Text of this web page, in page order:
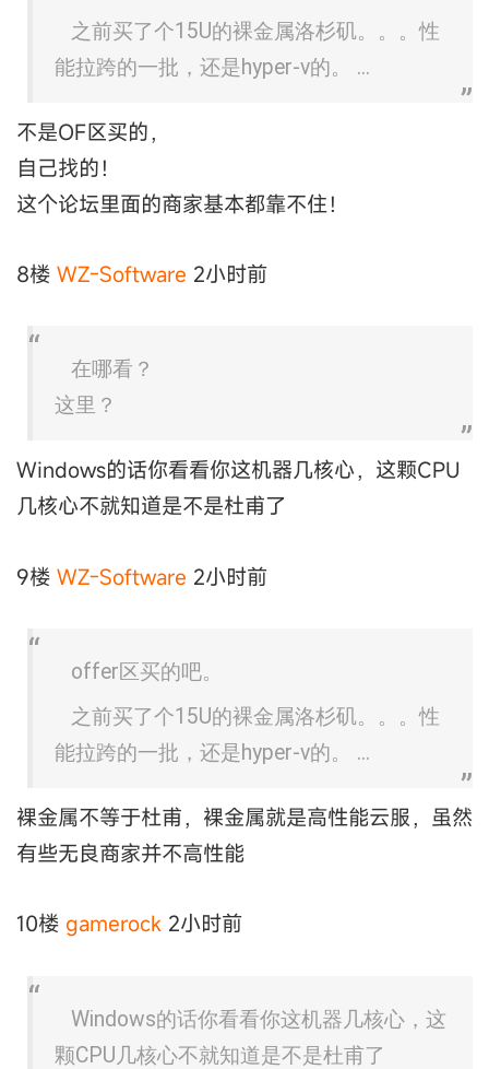
之前买了个15U的裸金属洛杉矶。。。性
能拉跨的一批，还是hyper-v的。 ...
不是OF区买的，
自己找的！
这个论坛里面的商家基本都靠不住！
8楼 WZ-Software 2小时前
在哪看？
这里？
Windows的话你看看你这机器几核心，这颗CPU
几核心不就知道是不是杜甫了
9楼 WZ-Software 2小时前
offer区买的吧。
之前买了个15U的裸金属洛杉矶。。。性
能拉跨的一批，还是hyper-v的。 ...
裸金属不等于杜甫，裸金属就是高性能云服，虽然
有些无良商家并不高性能
10楼 gamerock 2小时前
Windows的话你看看你这机器几核心，这
颗CPU几核心不就知道是不是杜甫了